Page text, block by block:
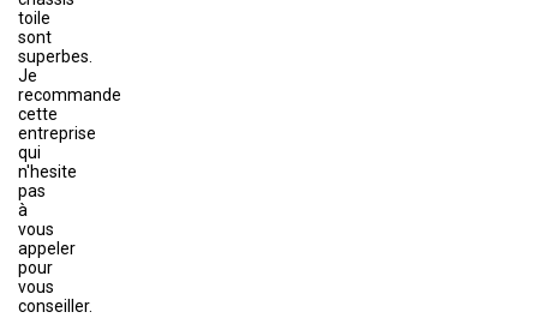
toile
sont
superbes.
Je
recommande
cette
entreprise
qui
n'hesite
pas
à
vous
appeler
pour
vous
conseiller.